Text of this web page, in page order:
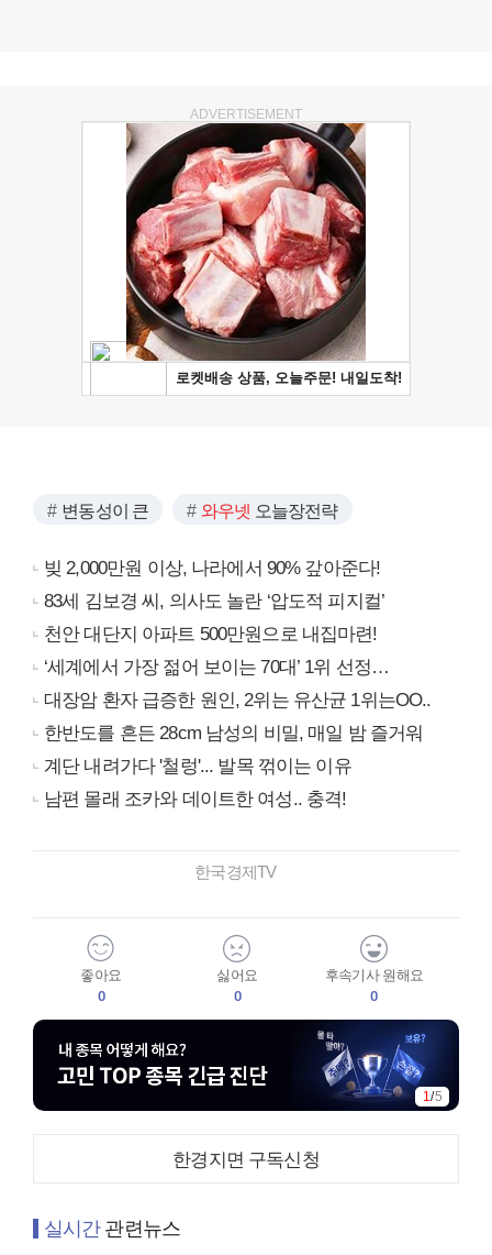
ADVERTISEMENT
변동성이 큰 와우넷 오늘장전략
빚 2,000만원 이상, 나라에서 90% 갚아준다!
83세 김보경 씨, 의사도 놀란 ‘압도적 피지컬’
천안 대단지 아파트 500만원으로 내집마련!
‘세계에서 가장 젊어 보이는 70대’ 1위 선정…
대장암 환자 급증한 원인, 2위는 유산균 1위는OO..
한반도를 흔든 28cm 남성의 비밀, 매일 밤 즐거워
계단 내려가다 '철렁'... 발목 꺾이는 이유
남편 몰래 조카와 데이트한 여성.. 충격!
한국경제TV
좋아요
0
싫어요
0
후속기사 원해요
0
1/5
한경지면 구독신청
실시간관련뉴스